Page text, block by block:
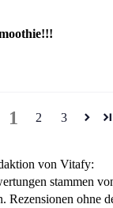
1 2 3
von Vitafy:
stammen
Rezensionen ohne